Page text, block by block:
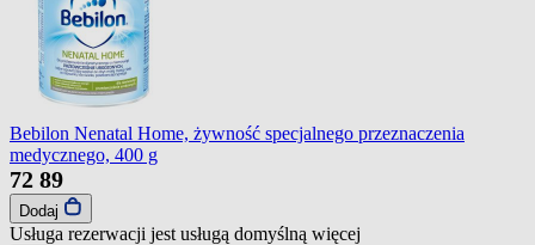
Bebilon Nenatal Home, żywność specjalnego przeznaczenia
medycznego, 400 g
72 89
Dodaj
Usługa rezerwacji jest usługą domyślną więcej